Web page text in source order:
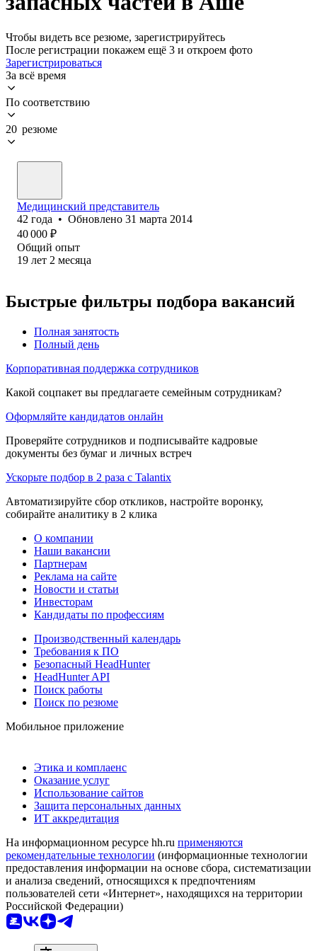
Чтобы видеть все резюме, зарегистрируйтесь
После регистрации покажем ещё 3 и откроем фото
Зарегистрироваться
За всё время
По соответствию
20 резюме
Медицинский представитель
42 года • Обновлено 31 марта 2014
40 000 ₽
Общий опыт
19 лет 2 месяца
Быстрые фильтры подбора вакансий
Полная занятость
Полный день
Корпоративная поддержка сотрудников
Какой соцпакет вы предлагаете семейным сотрудникам?
Оформляйте кандидатов онлайн
Проверяйте сотрудников и подписывайте кадровые
документы без бумаг и личных встреч
Ускорьте подбор в 2 раза с Talantix
Автоматизируйте сбор откликов, настройте воронку,
собирайте аналитику в 2 клика
О компании
Наши вакансии
Партнерам
Реклама на сайте
Новости и статьи
Инвесторам
Кандидаты по профессиям
Производственный календарь
Требования к ПО
Безопасный HeadHunter
HeadHunter API
Поиск работы
Поиск по резюме
Мобильное приложение
Этика и комплаенс
Оказание услуг
Использование сайтов
Защита персональных данных
ИТ аккредитация
На информационном ресурсе hh.ru применяются
рекомендательные технологии (информационные технологии
предоставления информации на основе сбора, систематизации
и анализа сведений, относящихся к предпочтениям
пользователей сети «Интернет», находящихся на территории
Российской Федерации)